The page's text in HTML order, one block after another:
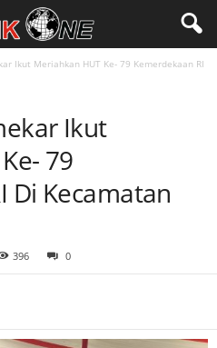
Ikut Meriahkan HUT Ke- 79 Kemerdekaan RI
Ikut
79
Di Kecamatan
396 0